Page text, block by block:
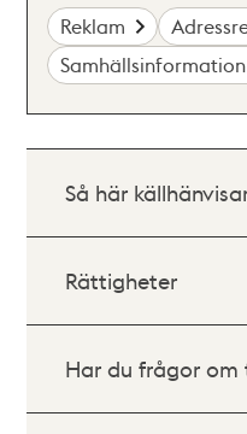
Reklam
Samhällsinformation
Så här
Rättigheter
Har du frågor om